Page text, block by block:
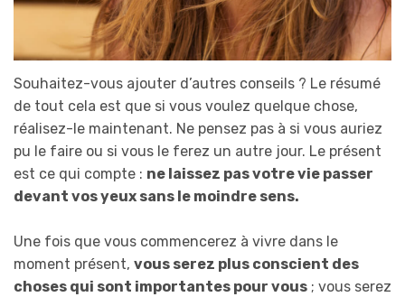
Souhaitez-vous ajouter d’autres conseils ? Le résumé
de tout cela est que si vous voulez quelque chose,
réalisez-le maintenant. Ne pensez pas à si vous auriez
pu le faire ou si vous le ferez un autre jour. Le présent
est ce qui compte : ne laissez pas votre vie passer
devant vos yeux sans le moindre sens.
Une fois que vous commencerez à vivre dans le
moment présent, vous serez plus conscient des
choses qui sont importantes pour vous ; vous serez